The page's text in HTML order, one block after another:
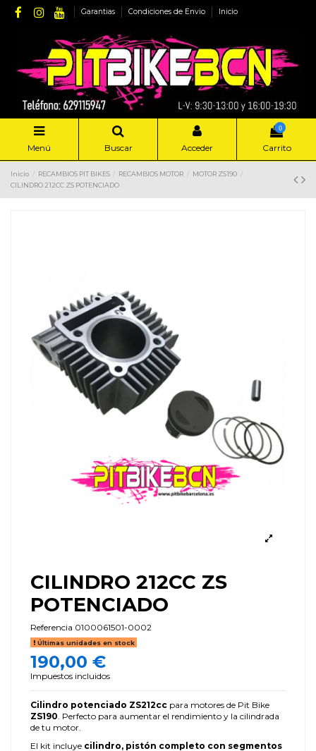
Garantias Condiciones de Envio Inicio
Menú Buscar Acceder
0
Carrito
Inicio RECAMBIOS PIT BIKES RECAMBIOS MOTOR
MOTOR ZS190
CILINDRO 212CC ZS POTENCIADO
CILINDRO 212CC ZS
POTENCIADO
Referencia 0100061501-0002
Últimas unidades en stock
190,00 €
Impuestos incluidos
Cilindro potenciado ZS212cc para motores de Pit Bike
ZS190. Perfecto para aumentar el rendimiento y la cilindrada
de tu motor.
El kit incluye cilindro, pistón completo con segmentos